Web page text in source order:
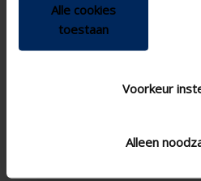
Alle cookies
toestaan
Voorkeur
Alleen